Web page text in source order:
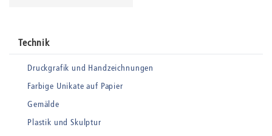
Technik
Druckgrafik und Handzeichnungen
Farbige Unikate auf Papier
Gemälde
Plastik und Skulptur